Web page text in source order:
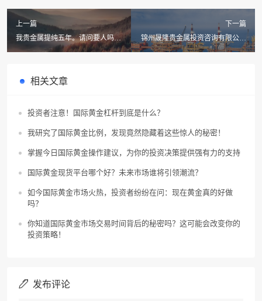
上一篇
我贵金属提纯五年。请问要人吗?
贵金属提纯的相关图书
下一篇
锦州晟隆贵金属投资咨询有限公司
怎么样?
相关文章
投资者注意！国际黄金杠杆到底是什么？
我研究了国际黄金比例，发现竟然隐藏着这些惊人的秘密！
掌握今日国际黄金操作建议，为你的投资决策提供强有力的支持
国际黄金现货平台哪个好？未来市场谁将引领潮流？
如今国际黄金市场火热，投资者纷纷在问：现在黄金真的好做
吗？
你知道国际黄金市场交易时间背后的秘密吗？这可能会改变你的
投资策略！
发布评论